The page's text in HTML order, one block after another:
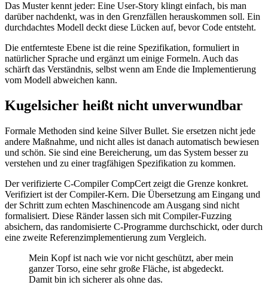
Das Muster kennt jeder: Eine User-Story klingt einfach, bis man
darüber nachdenkt, was in den Grenzfällen herauskommen soll. Ein
durchdachtes Modell deckt diese Lücken auf, bevor Code entsteht.
Die entfernteste Ebene ist die reine Spezifikation, formuliert in
natürlicher Sprache und ergänzt um einige Formeln. Auch das
schärft das Verständnis, selbst wenn am Ende die Implementierung
vom Modell abweichen kann.
Kugelsicher heißt nicht unverwundbar
Formale Methoden sind keine Silver Bullet. Sie ersetzen nicht jede
andere Maßnahme, und nicht alles ist danach automatisch bewiesen
und schön. Sie sind eine Bereicherung, um das System besser zu
verstehen und zu einer tragfähigen Spezifikation zu kommen.
Der verifizierte C-Compiler CompCert zeigt die Grenze konkret.
Verifiziert ist der Compiler-Kern. Die Übersetzung am Eingang und
der Schritt zum echten Maschinencode am Ausgang sind nicht
formalisiert. Diese Ränder lassen sich mit Compiler-Fuzzing
absichern, das randomisierte C-Programme durchschickt, oder durch
eine zweite Referenzimplementierung zum Vergleich.
Mein Kopf ist nach wie vor nicht geschützt, aber mein
ganzer Torso, eine sehr große Fläche, ist abgedeckt.
Damit bin ich sicherer als ohne das.